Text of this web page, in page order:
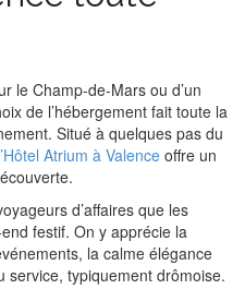
le Champ-de-Mars ou d’un
de l’hébergement fait toute la
Situé à quelques pas du
Atrium à Valenceoffre un
d’affaires que les
festif. On y apprécie la
la calme élégance
service, typiquement drômoise.